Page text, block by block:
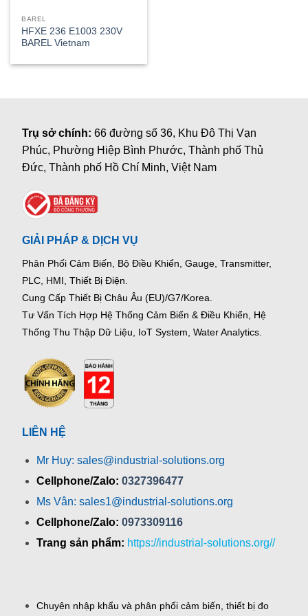
BAREL
HFXE 236 E1003 230V
BAREL Vietnam
Trụ sở chính:66 đường số 36, Khu Đô Thị Vạn
Phúc, Phường Hiệp Bình Phước, Thành phố Thủ
Đức, Thành phố Hồ Chí Minh, Việt Nam
GIẢI PHÁP & DỊCH VỤ
Phân Phối Cảm Biến, Bộ Điều Khiển, Gauge, Transmitter,
PLC, HMI, Thiết Bị Điện.
Cung Cấp Thiết Bị Châu Âu (EU)/G7/Korea.
Tư Vấn Tích Hợp Hệ Thống Cảm Biến & Điều Khiển, Hệ
Thống Thu Thập Dữ Liệu, IoT System, Water Analytics.
LIÊN HỆ
Mr Huy: sales@industrial-solutions.org
Cellphone/Zalo: 0327396477
Ms Vân: sales1@industrial-solutions.org
Cellphone/Zalo: 0973309116
Trang sản phẩm: https://industrial-solutions.org//
Chuyên nhập khẩu và phân phối cảm biến, thiết bị đo